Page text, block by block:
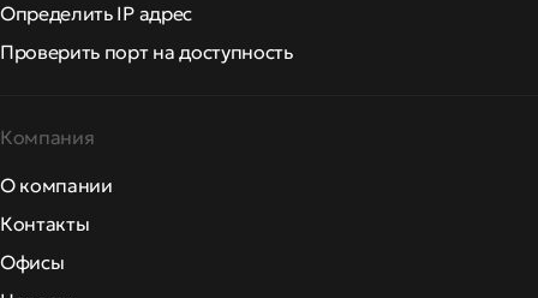
Определить IP адрес
Проверить порт на доступность
Компания
О компании
Контакты
Офисы